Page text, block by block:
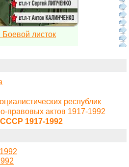
листок
республик
правовых актов 1917-1992
1917-1992